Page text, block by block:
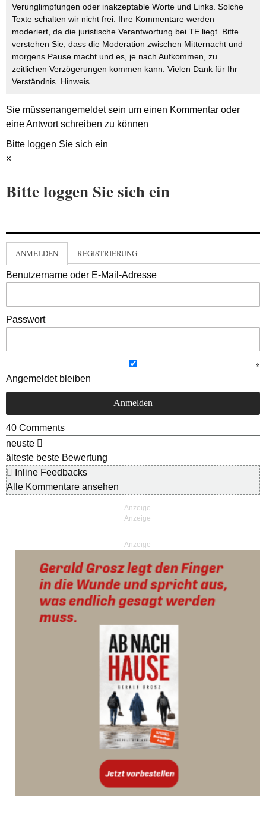
Verunglimpfungen oder inakzeptable Worte und Links. Solche
Texte schalten wir nicht frei. Ihre Kommentare werden
moderiert, da die juristische Verantwortung bei TE liegt. Bitte
verstehen Sie, dass die Moderation zwischen Mitternacht und
morgens Pause macht und es, je nach Aufkommen, zu
zeitlichen Verzögerungen kommen kann. Vielen Dank für Ihr
Verständnis. Hinweis
Sie müssenangemeldetsein um einen Kommentar oder
eine Antwort schreiben zu können
Bitte loggen Sie sich ein
×
Bitte loggen Sie sich ein
ANMELDEN REGISTRIERUNG
Benutzername oder E-Mail-Adresse
Passwort
Angemeldet bleiben
40 Comments
neuste
älteste beste Bewertung
Inline Feedbacks
Alle Kommentare ansehen
Anzeige